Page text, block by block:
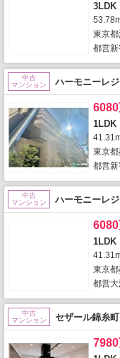
東京都
都営
中古
マンション
ハーモニーレ
6080
東京都
都営
中古
マンション
ハーモニーレ
6080
東京都
都営
中古
マンション
セザール錦糸町
7980